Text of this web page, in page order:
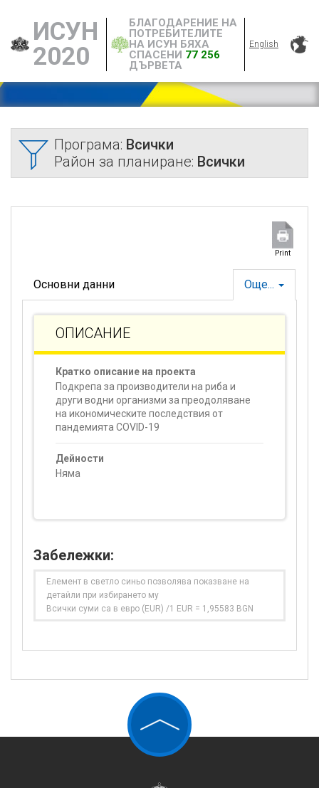
ИСУН
2020
БЛАГОДАРЕНИЕ НА
ПОТРЕБИТЕЛИТЕ
НА ИСУН БЯХА
СПАСЕНИ 77 256
ДЪРВЕТА
English
Програма: Всички
Район за планиране: Всички
Print
Още...
Основни данни
ОПИСАНИЕ
Кратко описание на проекта
Подкрепа за производители на риба и
други водни организми за преодоляване
на икономическите последствия от
пандемията COVID-19
Дейности
Няма
Забележки:
Елемент в светло синьо позволява показване на
детайли при избирането му
Всички суми са в евро (EUR) /1 EUR = 1,95583 BGN